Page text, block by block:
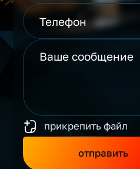
прикрепить файл
отправить